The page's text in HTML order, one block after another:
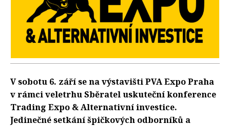
V sobotu 6. září se na výstavišti PVA Expo Praha
v rámci veletrhu Sběratel uskuteční konference
Trading Expo & Alternativní investice.
Jedinečné setkání špičkových odborníků a